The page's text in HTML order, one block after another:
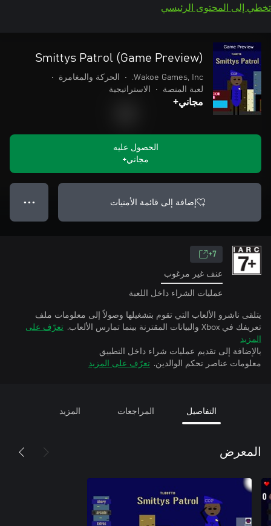
تخطي إلى المحتوى الرئيسي
Smittys Patrol (Game Preview)
Wakoe Games, Inc.
• الحركة والمغامرة
•
لعبة المنصة
• الاستراتيجية
مجاني+
الحصول عليه
مجاني+
إضافة إلى قائمة الأمنيات ● ● ●
7+
عنف غير مرغوب
عمليات الشراء داخل اللعبة
يتلقى ناشرو الألعاب التي تقوم بتشغيلها وصولاً إلى معلومات ملف
تعريفك في Xbox والبيانات المقترنة بينما تمارس الألعاب.
تعرّف على
المزيد
بالإضافة إلى تقديم عمليات شراء داخل التطبيق
معلومات عناصر تحكم الوالدين. تعرّف على المزيد
التفاصيل المراجعات المزيد
المعرض